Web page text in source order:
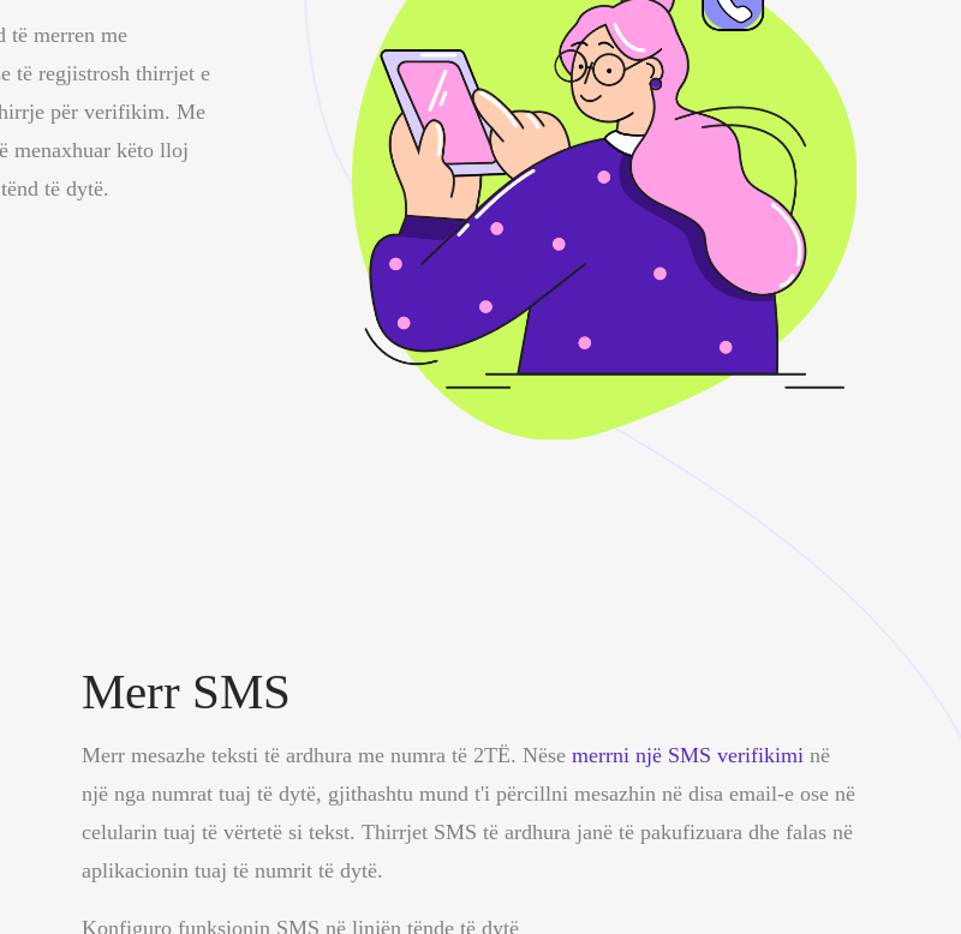
të merren me
të regjistrosh thirrjet e
për verifikim. Me
menaxhuar këto lloj
të dytë.
Merr SMS
Merr mesazhe teksti të ardhura me numra të 2TË. Nëse merrni një SMS verifikimi në
një nga numrat tuaj të dytë, gjithashtu mund t'i përcillni mesazhin në disa email-e ose në
celularin tuaj të vërtetë si tekst. Thirrjet SMS të ardhura janë të pakufizuara dhe falas në
aplikacionin tuaj të numrit të dytë.
Konfiguro funksionin SMS në linjën tënde të dytë